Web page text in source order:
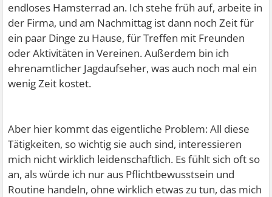
endloses Hamsterrad an. Ich stehe früh auf, arbeite in
der Firma, und am Nachmittag ist dann noch Zeit für
ein paar Dinge zu Hause, für Treffen mit Freunden
oder Aktivitäten in Vereinen. Außerdem bin ich
ehrenamtlicher Jagdaufseher, was auch noch mal ein
wenig Zeit kostet.
Aber hier kommt das eigentliche Problem: All diese
Tätigkeiten, so wichtig sie auch sind, interessieren
mich nicht wirklich leidenschaftlich. Es fühlt sich oft so
an, als würde ich nur aus Pflichtbewusstsein und
Routine handeln, ohne wirklich etwas zu tun, das mich